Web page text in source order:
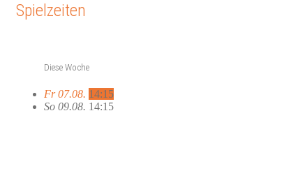
Spielzeiten
Diese Woche
Fr 07.08. 14:15
So 09.08. 14:15